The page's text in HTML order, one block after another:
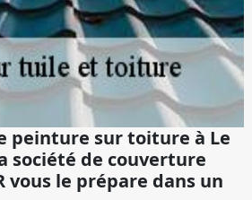
peinture sur toiture à Le
société de couverture
vous le prépare dans un